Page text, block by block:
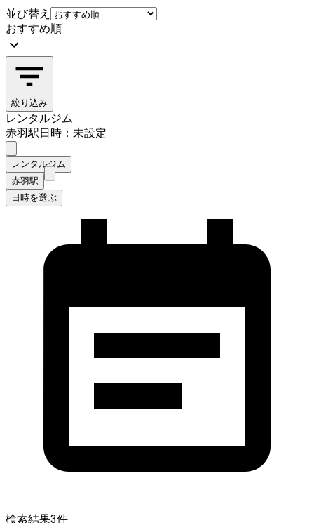
並び替え
おすすめ順
絞り込み
レンタルジム
赤羽駅日時：未設定
レンタルジム
赤羽駅
日時を選ぶ
検索結果3件